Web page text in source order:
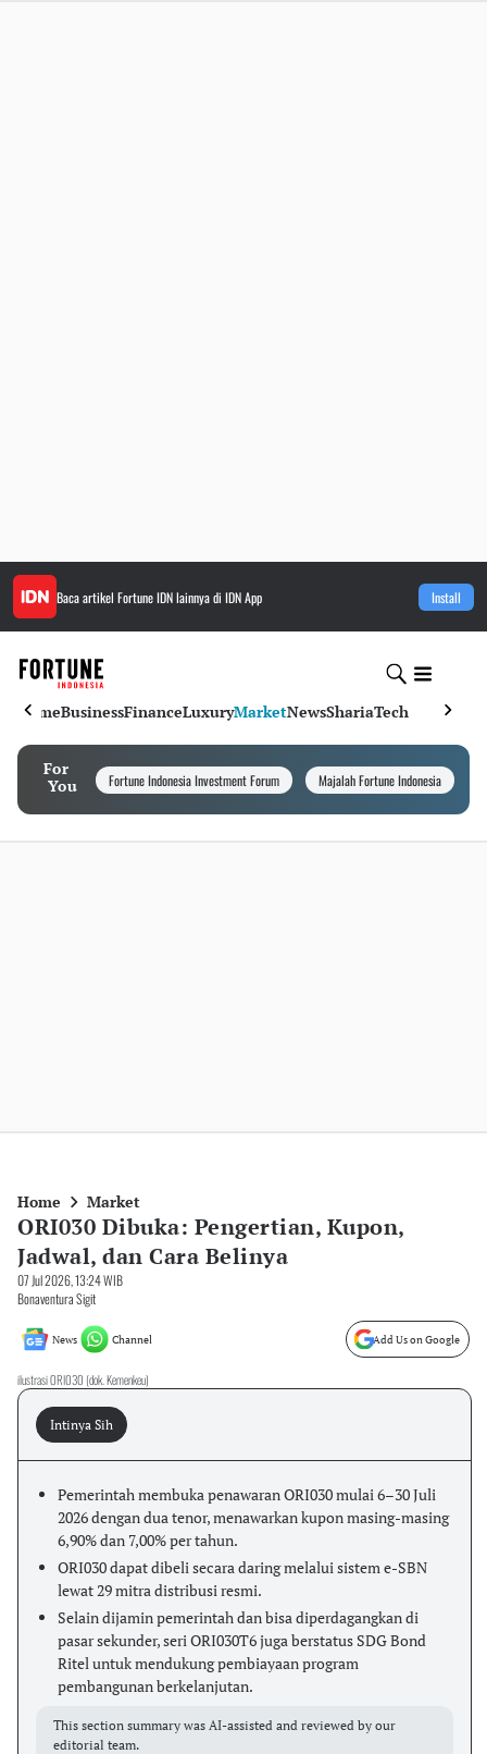
Baca artikel Fortune IDNlainnya di IDN App Install
HomeBusinessFinanceLuxuryMarketNewsShariaTech
For
You
Fortune Indonesia Investment Forum Majalah Fortune Indonesia
Home Market
ORI030 Dibuka: Pengertian, Kupon,
Jadwal, dan Cara Belinya
07 Jul 2026, 13:24 WIB
Bonaventura Sigit
News Channel Add Us on Google
ilustrasi ORI030 (dok. Kemenkeu)
Intinya Sih
Pemerintah membuka penawaran ORI030 mulai 6–30 Juli
2026 dengan dua tenor, menawarkan kupon masing-masing
6,90% dan 7,00% per tahun.
ORI030 dapat dibeli secara daring melalui sistem e-SBN
lewat 29 mitra distribusi resmi.
Selain dijamin pemerintah dan bisa diperdagangkan di
pasar sekunder, seri ORI030T6 juga berstatus SDG Bond
Ritel untuk mendukung pembiayaan program
pembangunan berkelanjutan.
This section summary was AI-assisted and reviewed by our
editorial team.